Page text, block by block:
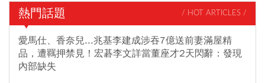
熱門話題 / HOT ARTICLES /
愛馬仕、香奈兒...兆基李建成涉吞7億送前妻滿屋精
品，遭羈押禁見！宏碁李文詳當董座才2天閃辭：發現
內部缺失